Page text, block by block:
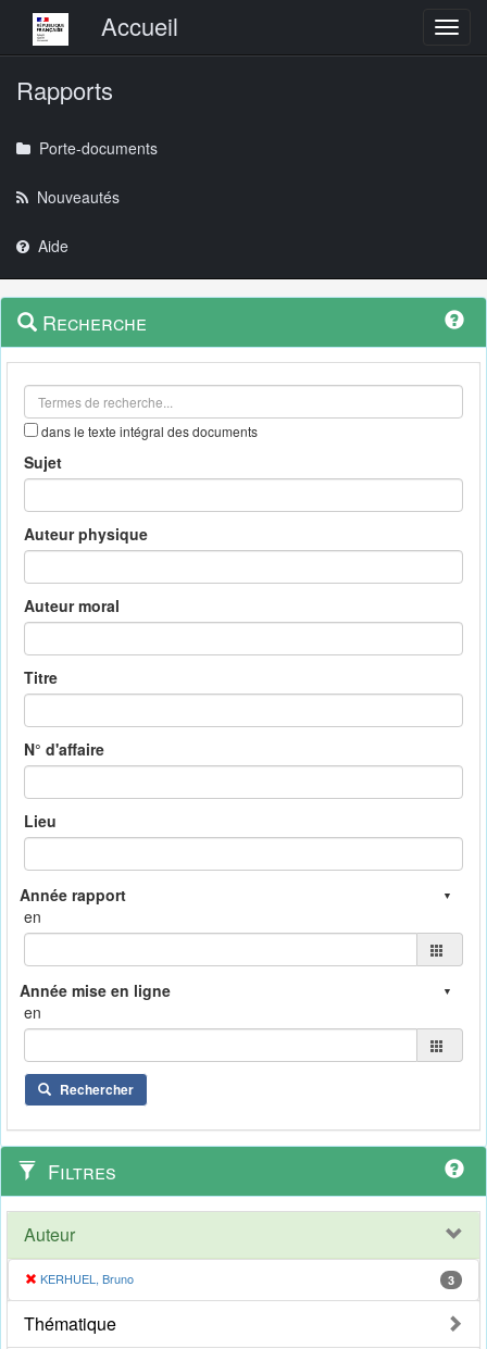
Menu principalAccueil
Rapports
Porte-documents
Nouveautés
Aide
Navigation
outils
Menu
contextuel
Recherche
dans le texte intégral des documents
Sujet
Auteur physique
Auteur moral
Titre
N° d'affaire
Lieu
en
en
Rechercher
Filtres
Auteur
KERHUEL, Bruno 3
Thématique